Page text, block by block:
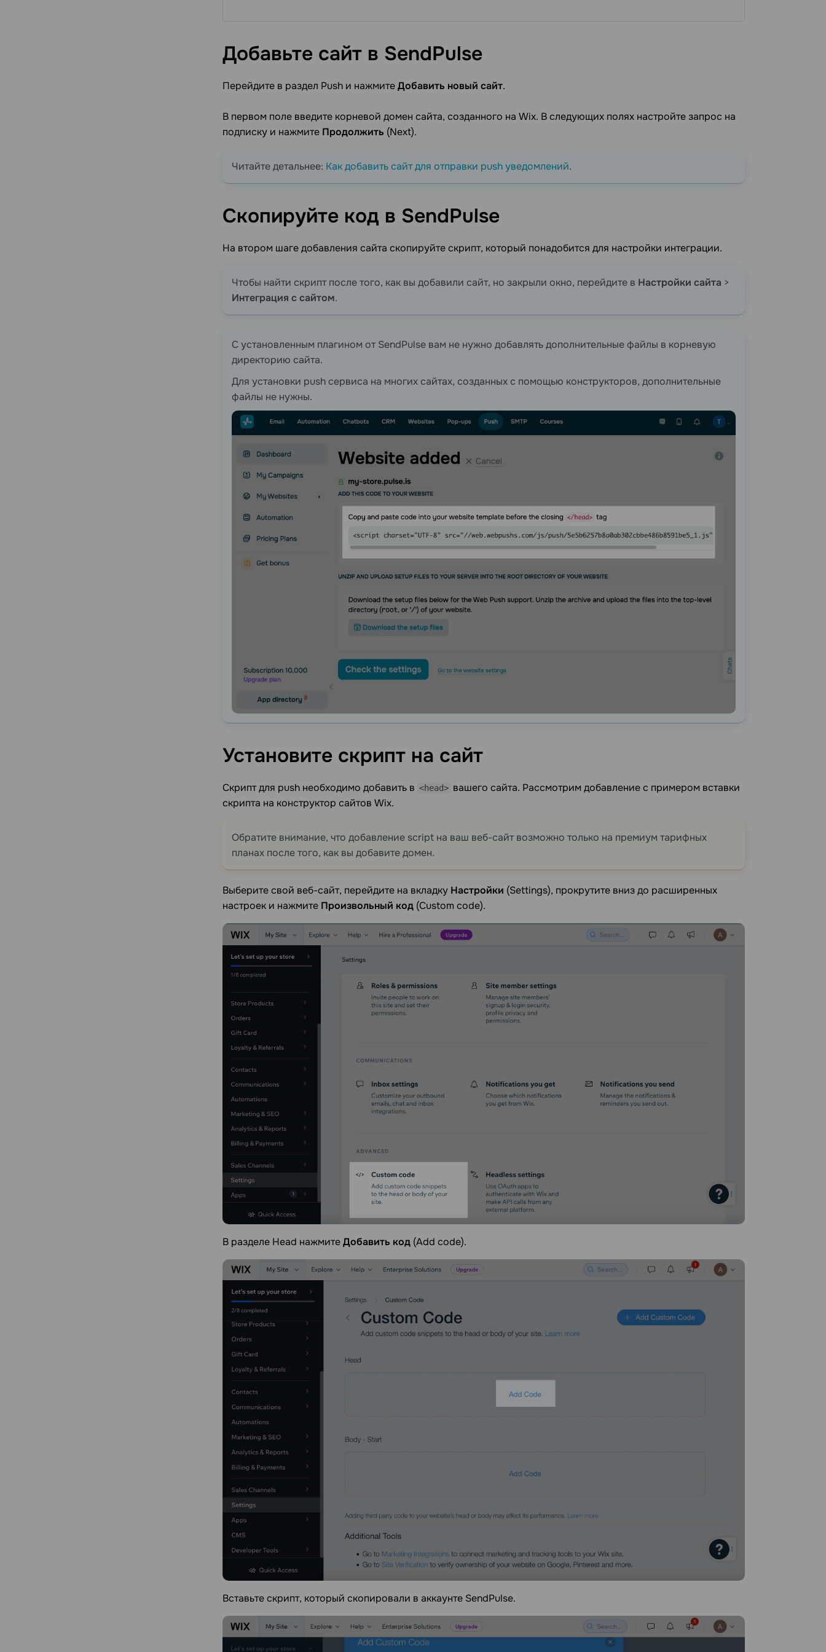
Добавьте сайт в SendPulse
Перейдите в раздел Push и нажмитеДобавить новый сайт.
В первом поле введите корневой домен сайта, созданного на Wix. В следующих полях настройте запрос на
подписку и нажмите Продолжить (Next).
Читайте детальнее: Как добавить сайт для отправки push уведомлений.
Скопируйте код в SendPulse
На втором шаге добавления сайта скопируйте скрипт, который понадобится для настройки интеграции.
Чтобы найти скрипт после того, как вы добавили сайт, но закрыли окно, перейдите в Настройки сайта >
Интеграция с сайтом.
С установленным плагином от SendPulse вам не нужно добавлять дополнительные файлы в корневую
директорию сайта.
Для установки push сервиса на многих сайтах, созданных с помощью конструкторов, дополнительные
файлы не нужны.
Установите скрипт на сайт
Скрипт для push необходимо добавить в <head> вашего сайта. Рассмотрим добавление с примером вставки
скрипта на конструктор сайтов Wix.
Обратите внимание, что добавление script на ваш веб-сайт возможно только на премиум тарифных
планах после того, как вы добавите домен.
Выберите свой веб-сайт, перейдите на вкладку Настройки (Settings), прокрутите вниз до расширенных
настроек и нажмите Произвольный код (Custom code).
В разделе Head нажмитеДобавить код (Add code).
Вставьте скрипт, который скопировали в аккаунте SendPulse.